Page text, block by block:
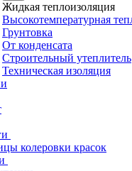
Жидкая теплоизоляция
Высокотемпературная
Грунтовка
От конденсата
Строительный утеплитель
Техническая изоляция
колеровки красок